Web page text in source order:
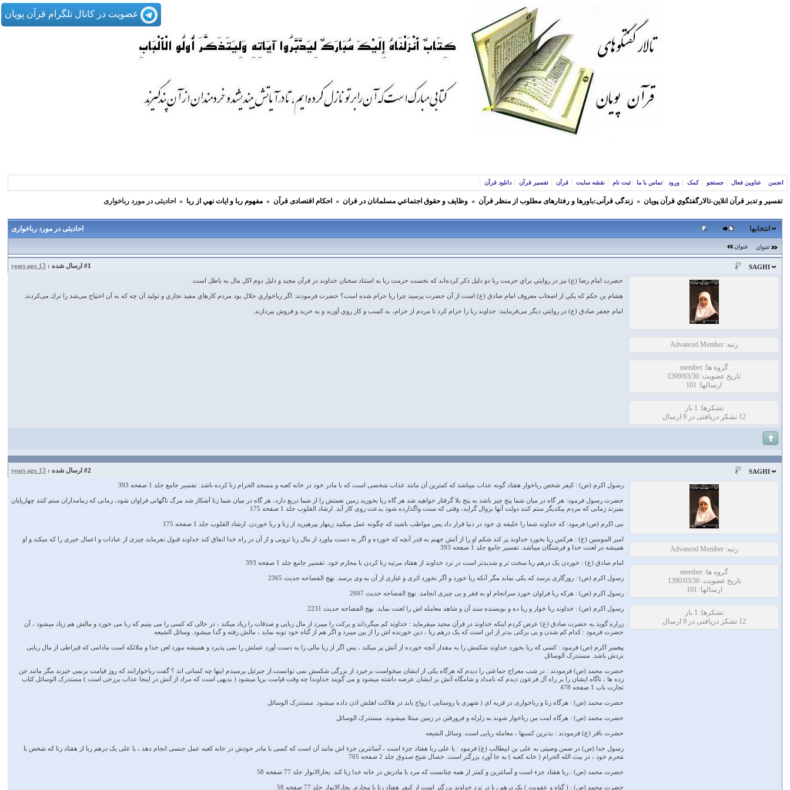
عضویت در کانال تلگرام قرآن پویان
انجمن عناوین فعال جستجو کمک ورود تماس با ما ثبت نام نقشه سایت قرآن تفسیر قرآن دانلود قرآن
تفسير و‌ تدبر قرآن انلاين-تالارگفتگوي قرآن پویان » زندگی قرآنی:باورها و رفتارهای مطلوب از منظر قرآن » وظايف و حقوق اجتماعي مسلمانان در قران » احکام اقتصادی قرآن » مفهوم ربا و ايات نهي از ربا » احادیثی در مورد رباخواری
احادیثی در مورد رباخواری انتخابها
عنوان عنوان
SAGHI
#1 ارسال شده : 13 years ago
رتبه: Advanced Member
گروه ها: member
تاریخ عضویت: 1390/03/30
ارسالها: 101
تشکرها: 1 بار
12 تشکر دریافتی در 9 ارسال
حضرت امام رضا (ع) نيز در روايتي براي حرمت ربا دو دليل ذكر كرده‌اند كه نخست حرمت ربا به استناد سخنان خداوند در قرآن مجيد و دليل دوم اكل مال به باطل است.
هشام بن حكم كه يكي از اصحاب معروف امام صادق (ع) است از آن حضرت پرسيد چرا ربا حرام شده است؟ حضرت فرمودند: اگر رباخواري حلال بود مردم كارهاي مفيد تجاري و توليد آن چه كه به آن احتياج می‌شد را ترك می‌كردند.
امام جعفر صادق (ع) در روايتي ديگر می‌فرمايند: خداوند ربا را حرام كرد تا مردم از حرام، به كسب و كار روي آورند و به خريد و فروش بپردازند.
SAGHI
#2 ارسال شده : 13 years ago
رتبه: Advanced Member
گروه ها: member
تاریخ عضویت: 1390/03/30
ارسالها: 101
تشکرها: 1 بار
12 تشکر دریافتی در 9 ارسال
رسول اکرم (ص) : کیفر شخص رباخوار هفتاد گونه عذاب میباشد که کمترین آن مانند عذاب شخصی است که با مادر خود در خانه کعبه و مسجد الحرام زنا کرده باشد. تفسیر جامع جلد 1 صفحه 393
حضرت رسول فرمود: هر گاه در ميان شما پنج چيز باشد به پنج بلا گرفتار خواهيد شد هر گاه ربا بخوريد زمين نعمتش را از شما دريغ دارد، هر گاه در ميان شما زنا آشكار شد مرگ ناگهانى فراوان شود، زمانى كه زمامداران ستم كنند چهارپايان
بميرند زمانى كه مردم بيكديگر ستم كنند دولت آنها بزوال گرايد، وقتى كه سنت واگذارده شود بدعت روى كار آيد. ارشاد القلوب جلد 1 صفحه 175
نبى اكرم (ص) فرمود: كه خداوند شما را خليفه‏ ى خود در دنيا قرار داد پس مواظب باشيد كه چگونه عمل ميكنيد زينهار بپرهيزيد از زنا و ربا خوردن. ارشاد القلوب جلد 1 صفحه 175
امیر المومنین (ع) : هرکس ربا بخورد خداوند پر کند شکم او را از آتش جهنم به قدر آنچه که خورده و اگر به دست بیاورد از مال ربا ثروتی و از آن در راه خدا انفاق کند خداوند قبول نفرماید چیزی از عبادات و اعمال خیری را که میکند و او
همیشه در لعنت خدا و فرشتگان میباشد. تفسیر جامع جلد 1 صفحه 393
امام صادق (ع) : خوردن یک درهم ربا سخت تر و شدیدتر است در نزد خداوند از هفتاد مرتبه زنا کردن با محارم خود. تفسیر جامع جلد 1 صفحه 393
رسول اکرم (ص) : روزگاری برسد که یکی نماند مگر آنکه ربا خورد و اگر نخورد اثری و غباری از آن به وی برسد. نهج الفصاحه حدیث 2365
رسول اکرم (ص) : هرکه ربا فراوان خورد سرانجام او به فقر و بی چیزی انجامد. نهج الفصاحه حدیث 2607
رسول اکرم (ص) : خداوند ربا خوار و ربا ده و نویسنده سند آن و شاهد معامله اش را لعنت نماید. نهج الفصاحه حدیث 2231
زراره گوید به حضرت صادق (ع) عرض کردم اینکه خداوند در قرآن مجید میفرماید : خداوند کم میگرداند و برکت را میبرد از مال ربایی و صدقات را زیاد میکند ، در حالی که کسی را می بینیم که ربا می خورد و مالش هم زیاد میشود ، آن
حضرت فرمود : کدام کم شدن و بی برکتی بدتر از این است که یک درهم ربا ، دین خورنده اش را از بین میبرد و اگر هم از گناه خود توبه نماید ، مالش رفته و گدا میشود. وسائل الشیعه
پیغمبر اکرم (ص) فرمود : کسی که ربا بخورد خداوند شکمش را به مقدار آنچه خورده از آتش پر میکند ، پس اگر از ربا مالی را به دست آورد عملش را نمی پذیرد و همیشه مورد لعن خدا و ملائکه است مادامی که قیراطی از مال ربایی
نزدش باشد. مستدرک الوسائل
حضرت محمد (ص) فرمودند : در شب معراج جماعتی را دیدم که هرگاه یکی از ایشان میخواست برخیزد از بزرگی شکمش نمی توانست.از جبرئیل پرسیدم اینها چه کسانی اند ؟ گفت رباخوارانند که روز قیامت برنمی خیزند مگر مانند جن
زده ها ، ناگاه ایشان را بر راه آل فرعون دیدم که بامداد و شامگاه آتش بر ایشان عرضه داشته میشود و می گویند خداوندا چه وقت قیامت برپا میشود ( بدیهی است که مراد از آتش در اینجا عذاب برزخی است ) مستدرک الوسائل کتاب
تجارت باب 1 صفحه 478
حضرت محمد (ص) : هرگاه زنا و رباخواری در قریه ای ( شهری یا روستایی ) رواج یابد در هلاکت اهلش اذن داده میشود. مستدرک الوسائل
حضرت محمد (ص) : هرگاه امت من رباخوار شوند به زلزله و فرورفتن در زمین مبتلا میشوند. مستدرک الوسائل
حضرت باقر (ع) فرمودند : بدترین کسبها ، معامله ربایی است. وسائل الشیعه
رسول خدا (ص) در ضمن وصیتی به علی بن ابیطالب (ع) فرمود : یا علی ربا هفتاد جزء است ، آسانترین جزء اش مانند آن است که کسی با مادر خودش در خانه کعبه عمل جنسی انجام دهد ، یا علی یک درهم ربا از هفتاد زنا که شخص با
مَحرم خود ، در بیت الله الحرام ( خانه کعبه ) به جا آورد بزرگتر است. خصال شیخ صدوق جلد 2 صفحه 705
حضرت محمد (ص) : ربا هفتاد جزء است و آسانترین و کمتر از همه چنانست که مرد با مادرش در خانه خدا زنا کند. بحارالانوار جلد 77 صفحه 58
حضرت محمد (ص) : ( گناه و عقوبت ) یک درهم ربا در نزد خداوند بزرگتر است از کیفر هفتاد زنا با محارم. بحارالانوار جلد 77 صفحه 58